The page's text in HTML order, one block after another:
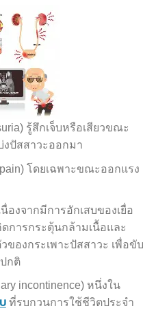
รู้สึกเจ็บหรือเสียวขณะ
งปัสสาวะออกมา
โดยเฉพาะขณะออกแรง
องจากมีการอักเสบของเยื่อ
การกระตุ้นกล้ามเนื้อและ
ของกระเพาะปัสสาวะ เพื่อขับ
กติ
incontinence) หนึ่งใน
ที่รบกวนการใช้ชีวิตประจำ